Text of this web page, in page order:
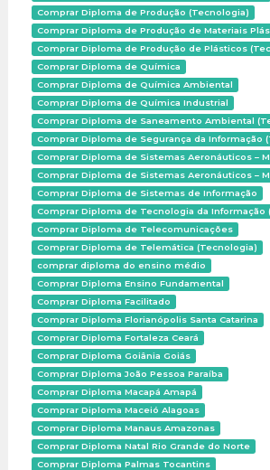
Comprar Diploma de Produção (Tecnologia)
Comprar Diploma de Produção de Materiais
Comprar Diploma de Produção de Plásticos
Comprar Diploma de Química
Comprar Diploma de Química Ambiental
Comprar Diploma de Química Industrial
Comprar Diploma de Saneamento Ambiental
Comprar Diploma de Segurança da Informação
Comprar Diploma de Sistemas Aeronáuticos –
Comprar Diploma de Sistemas Aeronáuticos –
Comprar Diploma de Sistemas de Informação
Comprar Diploma de Tecnologia da Informação
Comprar Diploma de Telecomunicações
Comprar Diploma de Telemática (Tecnologia)
comprar diploma do ensino médio
Comprar Diploma Ensino Fundamental
Comprar Diploma Facilitado
Comprar Diploma Florianópolis Santa Catarina
Comprar Diploma Fortaleza Ceará
Comprar Diploma Goiânia Goiás
Comprar Diploma João Pessoa Paraíba
Comprar Diploma Macapá Amapá
Comprar Diploma Maceió Alagoas
Comprar Diploma Manaus Amazonas
Comprar Diploma Natal Rio Grande do Norte
Comprar Diploma Palmas Tocantins